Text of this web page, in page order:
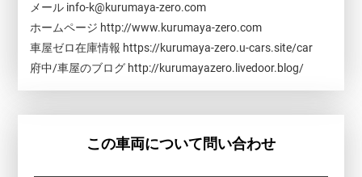
メール info-k@kurumaya-zero.com
ホームページ http://www.kurumaya-zero.com
車屋ゼロ在庫情報 https://kurumaya-zero.u-cars.site/car
府中/車屋のブログ http://kurumayazero.livedoor.blog/
この車両について問い合わせ